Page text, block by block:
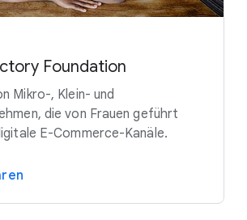
Foundation
Mikro-, Klein- und
die von Frauen geführt
E-Commerce-Kanäle.